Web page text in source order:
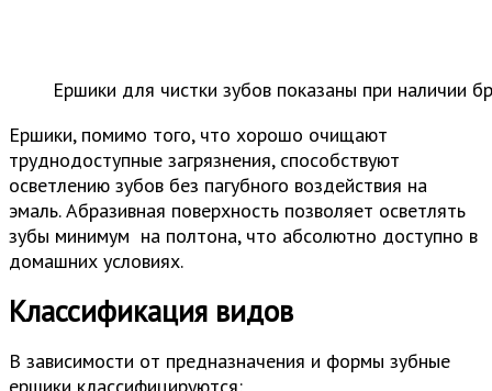
Ершики для чистки зубов показаны при наличии
Ершики, помимо того, что хорошо очищают
труднодоступные загрязнения, способствуют
осветлению зубов без пагубного воздействия на
эмаль. Абразивная поверхность позволяет осветлять
зубы минимум на полтона, что абсолютно доступно в
домашних условиях.
Классификация видов
В зависимости от предназначения и формы зубные